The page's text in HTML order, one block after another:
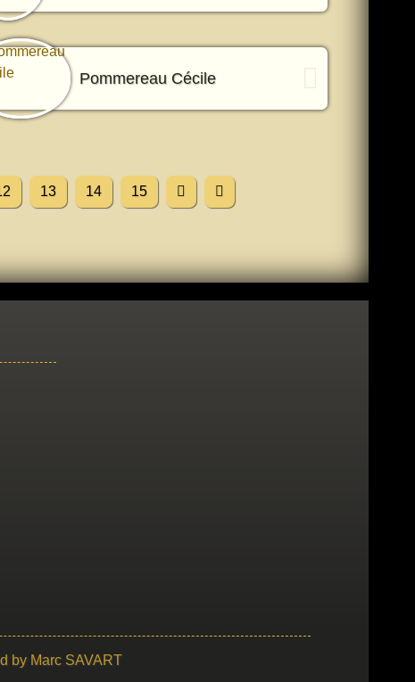
Pommereau Cécile
13 14 15
by Marc SAVART